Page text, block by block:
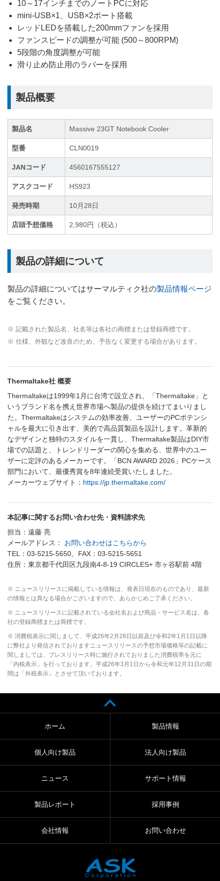
10～17インチまでのノートPCに対応
mini-USB×1、USB×2ポート搭載
レッドLEDを搭載した200mmファンを採用
ファンスピードの調整が可能 (500～800RPM)
5段階の角度調整が可能
滑り止め防止用のラバーを採用
製品概要
製品名 Massive 23GT Notebook Cooler
型番 CLN0019
JANコード 4560167555127
アスクコード HS923
発売時期 10月28日
店頭予想価格 2,980円（税込）
製品の詳細について
製品の詳細についてはサーマルティク社の製品情報ページ
をご覧ください。
※ 記載された製品名、社名等は各社の商標または登録商標です。
※ 仕様、外観など改良のため、予告なく変更する場合があります。
Thermaltake社 概要
Thermaltakeは1999年1月に台湾で設立され、「Thermaltake」と
いうブランド名を携え世界市場へ製品の提供を続けてまいりまし
た。Thermaltakeはシステムの効率改善、ユーザーのPCポテンシ
ャルを最大に引き出す、美的で高品質製品を設計します。革新的
なデザインと独特のスタイルを一貫し、Thermaltake製品はDIY市
場での話題と、トレンドリーダーの関心を集める、世界中のユー
ザーに定評のあるメーカーです。「BCN AWARD 2026」PCケース
部門において、最優秀賞を8年連続受賞いたしました。
メーカーウェブサイト： https://jp.thermaltake.com/
本記事に関するお問い合わせ先・資料請求先
担当：遠藤 亮
メールアドレス： お問い合わせはこちらから
TEL：03-5215-5650、FAX：03-5215-5651
住所：東京都千代田区九段南4-8-19 CIRCLES+ 市ヶ谷駅前 4階
※ ニュースリリースに掲載している情報は、発表日現在のものであり、最新
の情報とは異なる場合がございますので、あらかじめご了承ください。
※ ニュースリリースに記載されている会社名および商品・サービス名は、各
社の登録商標または商標です。
※ 消費税表示に関しまして、平成26年2月28日以前及び令和2年1月1日以降
に弊社より発信されておりますニュースリリースの予想市場価格等の記載に
関しましては、プレスリリース時に施行されておりました消費税率を元に
「内税表示」を行っております。平成26年3月1日から令和元年12月31日の期
間は「外税表示」とさせて頂いております。
ホーム 製品情報
個人向け製品 法人向け製品
ニュース サポート情報
製品レポート 採用事例
会社情報 お問い合わせ